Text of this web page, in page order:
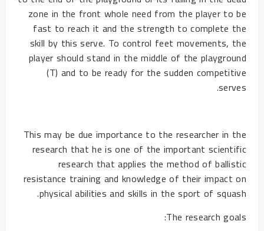
zone in the front whole need from the player to be
fast to reach it and the strength to complete the
skill by this serve. To control feet movements, the
player should stand in the middle of the playground
(T) and to be ready for the sudden competitive
serves.
This may be due importance to the researcher in the
research that he is one of the important scientific
research that applies the method of ballistic
resistance training and knowledge of their impact on
physical abilities and skills in the sport of squash.
The research goals: